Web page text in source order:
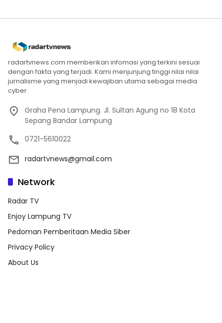
radartvnews.com memberikan infomasi yang terkini sesuai
dengan fakta yang terjadi. Kami menjunjung tinggi nilai nilai
jurnalisme yang menjadi kewajiban utama sebagai media
cyber.
Graha Pena Lampung. Jl. Sultan Agung no 18 Kota
Sepang Bandar Lampung
0721-5610022
radartvnews@gmail.com
Network
Radar TV
Enjoy Lampung TV
Pedoman Pemberitaan Media Siber
Privacy Policy
About Us